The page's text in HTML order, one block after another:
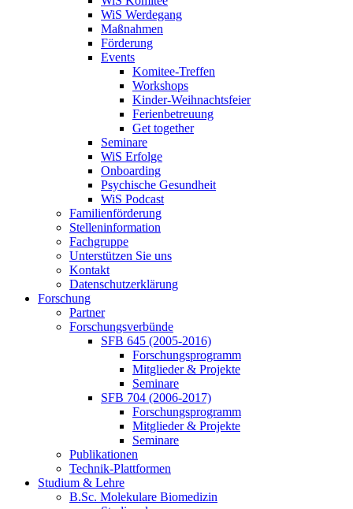
WiS Werdegang
Maßnahmen
Förderung
Events
Komitee-Treffen
Workshops
Kinder-Weihnachtsfeier
Ferienbetreuung
Get together
Seminare
WiS Erfolge
Onboarding
Psychische Gesundheit
WiS Podcast
Familienförderung
Stelleninformation
Fachgruppe
Unterstützen Sie uns
Kontakt
Datenschutzerklärung
Forschung
Partner
Forschungsverbünde
SFB 645 (2005-2016)
Forschungsprogramm
Mitglieder & Projekte
Seminare
SFB 704 (2006-2017)
Forschungsprogramm
Mitglieder & Projekte
Seminare
Publikationen
Technik-Plattformen
Studium & Lehre
B.Sc. Molekulare Biomedizin